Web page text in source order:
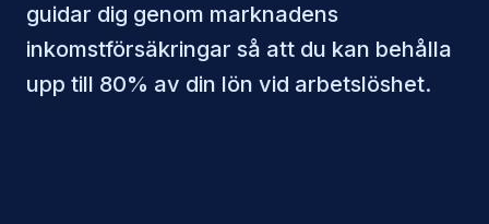
guidar dig genom marknadens
inkomstförsäkringar så att du kan behålla
upp till 80% av din lön vid arbetslöshet.